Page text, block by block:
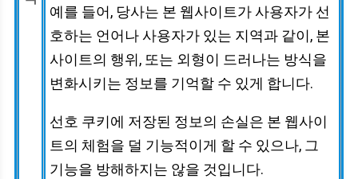
예를 들어, 당사는 본 웹사이트가 사용자가 선
호하는 언어나 사용자가 있는 지역과 같이, 본
사이트의 행위, 또는 외형이 드러나는 방식을
변화시키는 정보를 기억할 수 있게 합니다.
선호 쿠키에 저장된 정보의 손실은 본 웹사이
트의 체험을 덜 기능적이게 할 수 있으나, 그
기능을 방해하지는 않을 것입니다.